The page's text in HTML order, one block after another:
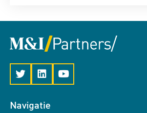
Navigatie